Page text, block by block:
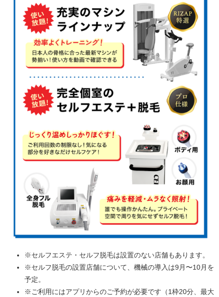
※セルフエステ・セルフ脱毛は設置のない店舗もあります。
※セルフ脱毛の設置店舗について、機械の導入は9月〜10月を
予定。
※ご利用にはアプリからのご予約が必要です（1枠20分、最大